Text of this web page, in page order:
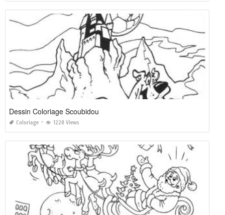
Dessin Coloriage Scoubidou
Coloriage 1228 Views